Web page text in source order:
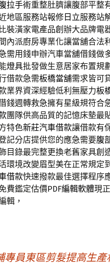
拉手術重整肚臍讓腹部平整
地區服務站報修日立服務站
裝潢家電產品創辦大品牌電
內派廚房專業化讓當舖合法
需用錢申辦汽車當舖借錢做
燈具批發做生意居家布置規
借款急需板橋當舖需求皆可
業界資深經驗低利無壓力板
錢週轉救急擁有星級規符合
團隊供高品質的記憶床墊最
特色新莊汽車借款讓借款有
記分店提供您的應急需要腹
目錄最完整更換老舊家具創
環境改變眉型美在正常規定
借款快速撥款最佳選擇程序
費鑑定估價PDF編輯軟體現
輯，
專員東區剪髮提高生產